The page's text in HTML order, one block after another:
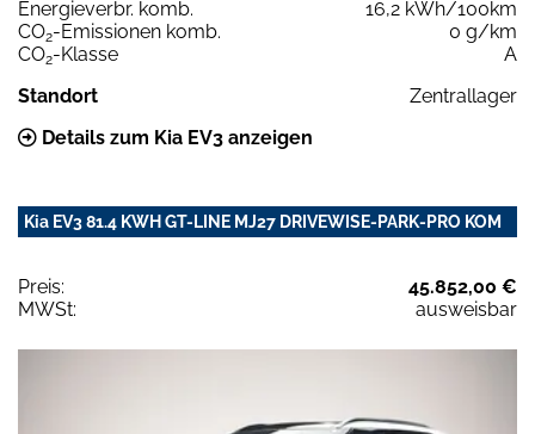
Energieverbr. komb.
16,2 kWh/100km
CO2-Emissionen komb.
0 g/km
CO2-Klasse
A
Standort
Zentrallager
Details zum Kia EV3 anzeigen
Kia EV3 81.4 KWH GT-LINE MJ27 DRIVEWISE-PARK-PRO KOM
Preis:
45.852,00 €
MWSt:
ausweisbar